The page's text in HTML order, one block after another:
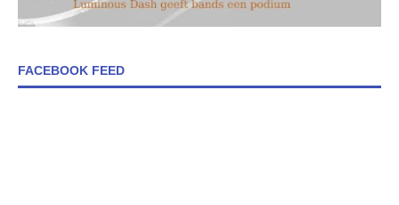
FACEBOOK FEED